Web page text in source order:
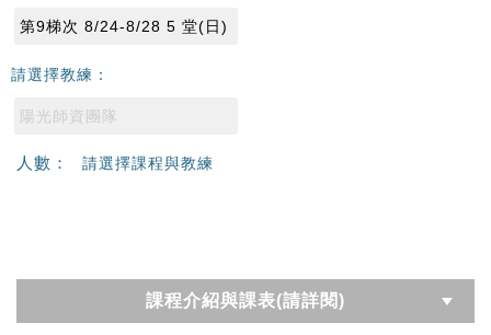
第9梯次 8/24-8/28 5 堂(日)
請選擇教練：
陽光師資團隊
人數： 請選擇課程與教練
課程介紹與課表(請詳閱)